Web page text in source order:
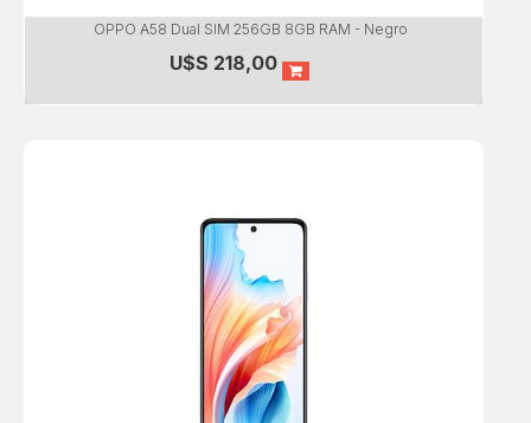
OPPO A58 Dual SIM 256GB 8GB RAM - Negro
U$S 218,00